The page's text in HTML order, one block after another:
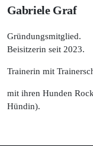
Gabriele Graf
Gründungsmitglied.
Beisitzerin seit 2023.
Trainerin mit
mit ihren Hunden
Hündin).